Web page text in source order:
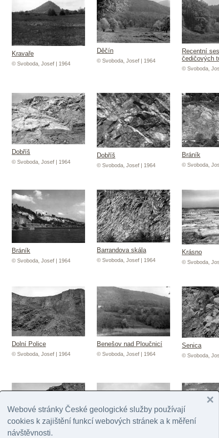
Kravaře
© Svoboda, Josef | 1964
Děčín
© Svoboda, Josef | 1964
Recentní
čedičových
© Svoboda,
Dobříš
© Svoboda, Josef | 1964
Dobříš
© Svoboda, Josef | 1964
Bráník
© Svoboda,
Bráník
© Svoboda, Josef | 1964
Barrandova skála
© Svoboda, Josef | 1964
Krásno
© Svoboda,
Dolní Police
© Svoboda, Josef | 1964
Benešov nad Ploučnicí
© Svoboda, Josef | 1964
Senica
© Svoboda,
Webové stránky České geologické služby používají
cookies k zajištění funkcí webových stránek a k měření
návštěvnosti.